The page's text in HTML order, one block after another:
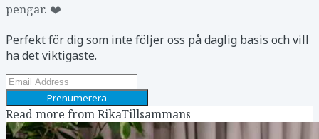
pengar. ❤️
Perfekt för dig som inte följer oss på daglig basis och vill
ha det viktigaste.
Prenumerera
Read more fromRikaTillsammans